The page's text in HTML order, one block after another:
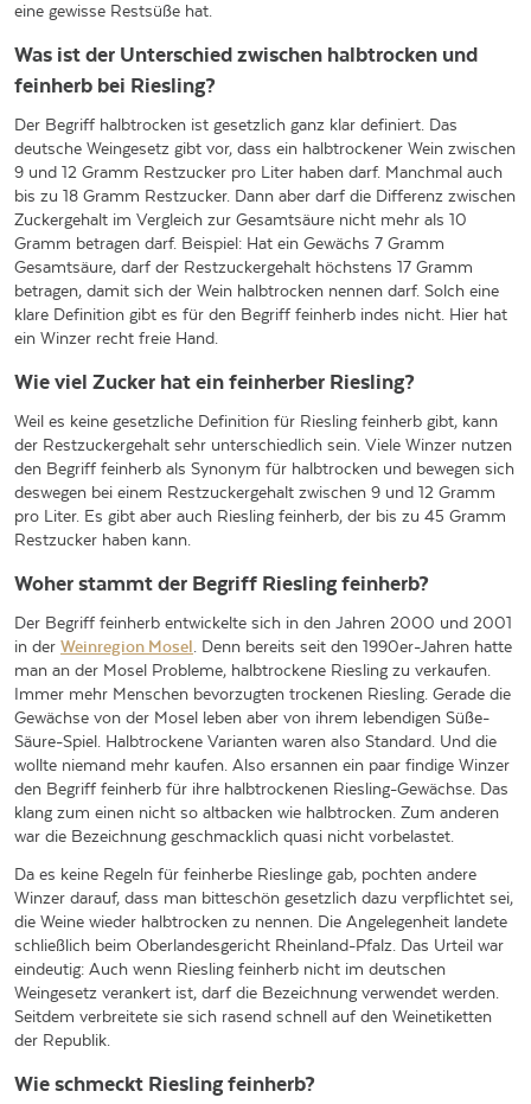
eine gewisse Restsüße hat.
Was ist der Unterschied zwischen halbtrocken und
feinherb bei Riesling?
Der Begriff halbtrocken ist gesetzlich ganz klar definiert. Das
deutsche Weingesetz gibt vor, dass ein halbtrockener Wein zwischen
9 und 12 Gramm Restzucker pro Liter haben darf. Manchmal auch
bis zu 18 Gramm Restzucker. Dann aber darf die Differenz zwischen
Zuckergehalt im Vergleich zur Gesamtsäure nicht mehr als 10
Gramm betragen darf. Beispiel: Hat ein Gewächs 7 Gramm
Gesamtsäure, darf der Restzuckergehalt höchstens 17 Gramm
betragen, damit sich der Wein halbtrocken nennen darf. Solch eine
klare Definition gibt es für den Begriff feinherb indes nicht. Hier hat
ein Winzer recht freie Hand.
Wie viel Zucker hat ein feinherber Riesling?
Weil es keine gesetzliche Definition für Riesling feinherb gibt, kann
der Restzuckergehalt sehr unterschiedlich sein. Viele Winzer nutzen
den Begriff feinherb als Synonym für halbtrocken und bewegen sich
deswegen bei einem Restzuckergehalt zwischen 9 und 12 Gramm
pro Liter. Es gibt aber auch Riesling feinherb, der bis zu 45 Gramm
Restzucker haben kann.
Woher stammt der Begriff Riesling feinherb?
Der Begriff feinherb entwickelte sich in den Jahren 2000 und 2001
in der Weinregion Mosel . Denn bereits seit den 1990er-Jahren hatte
man an der Mosel Probleme, halbtrockene Riesling zu verkaufen.
Immer mehr Menschen bevorzugten trockenen Riesling. Gerade die
Gewächse von der Mosel leben aber von ihrem lebendigen Süße-
Säure-Spiel. Halbtrockene Varianten waren also Standard. Und die
wollte niemand mehr kaufen. Also ersannen ein paar findige Winzer
den Begriff feinherb für ihre halbtrockenen Riesling-Gewächse. Das
klang zum einen nicht so altbacken wie halbtrocken. Zum anderen
war die Bezeichnung geschmacklich quasi nicht vorbelastet.
Da es keine Regeln für feinherbe Rieslinge gab, pochten andere
Winzer darauf, dass man bitteschön gesetzlich dazu verpflichtet sei,
die Weine wieder halbtrocken zu nennen. Die Angelegenheit landete
schließlich beim Oberlandesgericht Rheinland-Pfalz. Das Urteil war
eindeutig: Auch wenn Riesling feinherb nicht im deutschen
Weingesetz verankert ist, darf die Bezeichnung verwendet werden.
Seitdem verbreitete sie sich rasend schnell auf den Weinetiketten
der Republik.
Wie schmeckt Riesling feinherb?